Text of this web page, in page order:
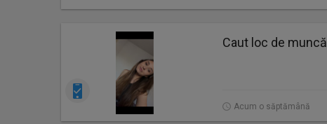
Caut loc de muncă
Acum o săptămână